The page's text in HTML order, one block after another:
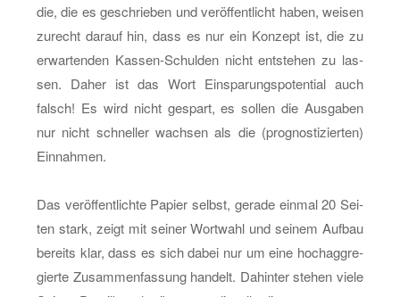
die, die es ge­schrie­ben und ver­öf­fent­licht haben, wei­sen
zu­recht dar­auf hin, dass es nur ein Kon­zept ist, die zu
er­war­ten­den Kas­sen-Schul­den nicht ent­ste­hen zu las­
sen. Daher ist das Wort Ein­spa­rungs­po­ten­ti­al auch
falsch! Es wird nicht ge­spart, es sol­len die Aus­ga­ben
nur nicht schnel­ler wach­sen als die (pro­gnos­ti­zier­ten)
Ein­nah­men.
Das ver­öf­fent­lich­te Pa­pier selbst, ge­ra­de ein­mal 20 Sei­
ten stark, zeigt mit sei­ner Wort­wahl und sei­nem Auf­bau
be­reits klar, dass es sich dabei nur um eine hoch­ag­gre­
gier­te Zu­sam­men­fas­sung han­delt. Da­hin­ter ste­hen viele